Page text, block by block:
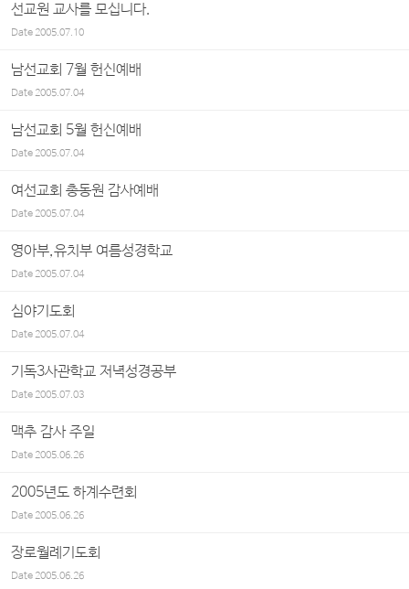
선교원 교사를 모십니다.
Date2005.07.10
남선교회 7월 헌신예배
Date2005.07.04
남선교회 5월 헌신예배
Date2005.07.04
여선교회 총동원 감사예배
Date2005.07.04
영아부,유치부 여름성경학교
Date2005.07.04
심야기도회
Date2005.07.04
기독3사관학교 저녁성경공부
Date2005.07.03
맥추 감사 주일
Date2005.06.26
2005년도 하계수련회
Date2005.06.26
장로월례기도회
Date2005.06.26